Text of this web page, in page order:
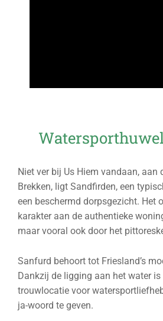
Niet ver bij Us Hiem vandaan, aan
Brekken, ligt Sandfirden, een
een beschermd dorpsgezicht. Het
karakter aan de authentieke
maar vooral ook door het
Sanfurd behoort tot Friesland’s
Dankzij de ligging aan het water
trouwlocatie voor
ja-woord te geven.